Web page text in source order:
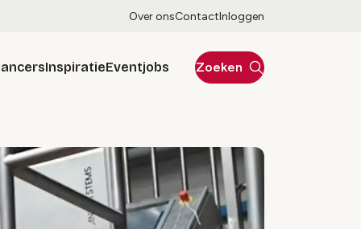
Over onsContactInloggen
InspiratieEventjobs Zoeken